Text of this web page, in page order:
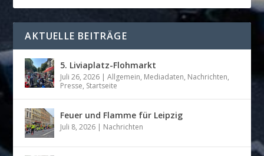
AKTUELLE BEITRÄGE
5. Liviaplatz-Flohmarkt
Juli 26, 2026 |Allgemein, Mediadaten, Nachrichten,
Presse, Startseite
Feuer und Flamme für Leipzig
Juli 8, 2026 | Nachrichten